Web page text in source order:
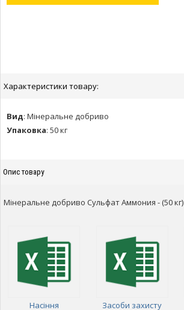
Характеристики товару:
Вид: Мінеральне добриво
Упаковка: 50 кг
Опис товару
Мінеральне добриво Сульфат Аммония - (50 кг)
Насіння
Засоби захисту